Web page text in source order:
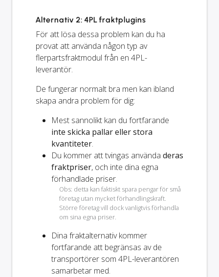
Alternativ 2: 4PL fraktplugins
För att lösa dessa problem kan du ha
provat att använda någon typ av
flerpartsfraktmodul från en 4PL-
leverantör.
De fungerar normalt bra men kan ibland
skapa andra problem för dig:
Mest sannolikt kan du fortfarande
inte skicka pallar eller stora
kvantiteter.
Du kommer att tvingas använda deras
fraktpriser, och inte dina egna
förhandlade priser.
Obs: detta kan faktiskt spara pengar för små
företag utan mycket förhandlingskraft.
Större företag vill dock vanligtvis förhandla
om sina egna priser.
Dina fraktalternativ kommer
fortfarande att begränsas av de
transportörer som 4PL-leverantören
samarbetar med.